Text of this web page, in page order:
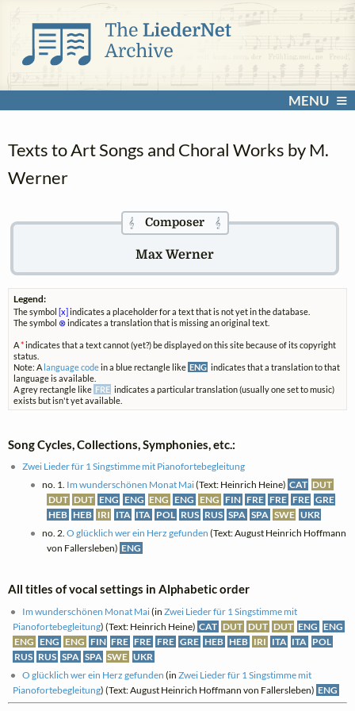
MENU
Texts to Art Songs and Choral Works by M.
Werner
𝄞Composer 𝄞
Max Werner
Legend:
The symbol [x] indicates a placeholder for a text that is not yet in the database.
The symbol ⊗indicates a translation that is missing an original text.
A*indicates that a text cannot (yet?) be displayed on this site because of its copyright
status.
Note: A language codein a blue rectangle like ENG indicates that a translation to that
language is available.
A grey rectangle like FRE indicates a particular translation (usually one set to music)
exists but isn't yet available.
Song Cycles, Collections, Symphonies, etc.:
Zwei Lieder für 1 Singstimme mit Pianofortebegleitung
no. 1. Im wunderschönen Monat Mai(Text: Heinrich Heine) CAT DUT
DUT DUT ENG ENG ENG ENG ENG FIN FRE FRE FRE GRE
HEB HEB IRI ITA ITA POL RUS RUS SPA SPA SWE UKR
no. 2. O glücklich wer ein Herz gefunden (Text: August Heinrich Hoffmann
von Fallersleben) ENG
All titles of vocal settings in Alphabetic order
Im wunderschönen Monat Mai(inZwei Lieder für 1 Singstimme mit
Pianofortebegleitung) (Text: Heinrich Heine) CAT DUT DUT DUT ENG ENG
ENG ENG ENG FIN FRE FRE FRE GRE HEB HEB IRI ITA ITA POL
RUS RUS SPA SPA SWE UKR
O glücklich wer ein Herz gefunden (inZwei Lieder für 1 Singstimme mit
Pianofortebegleitung) (Text: August Heinrich Hoffmann von Fallersleben) ENG